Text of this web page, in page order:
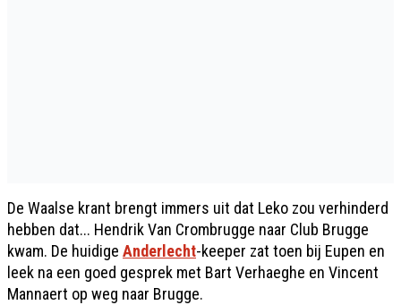
De Waalse krant brengt immers uit dat Leko zou verhinderd
hebben dat... Hendrik Van Crombrugge naar Club Brugge
kwam. De huidige Anderlecht-keeper zat toen bij Eupen en
leek na een goed gesprek met Bart Verhaeghe en Vincent
Mannaert op weg naar Brugge.